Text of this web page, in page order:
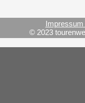
© 2023